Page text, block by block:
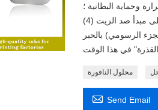
وحماية البطانية ؛
(4) اجعل الأجزاء غير الرسومية من لوحة الطباعة غير محبرة. تعتمد طباعة الأوفست على مبدأ صد الزيت
الرسومي) بالحبر
محلول النافورة
 Send Email